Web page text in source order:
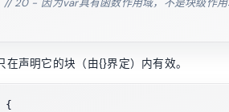
在声明它的块（由{}界定）内有效。
{